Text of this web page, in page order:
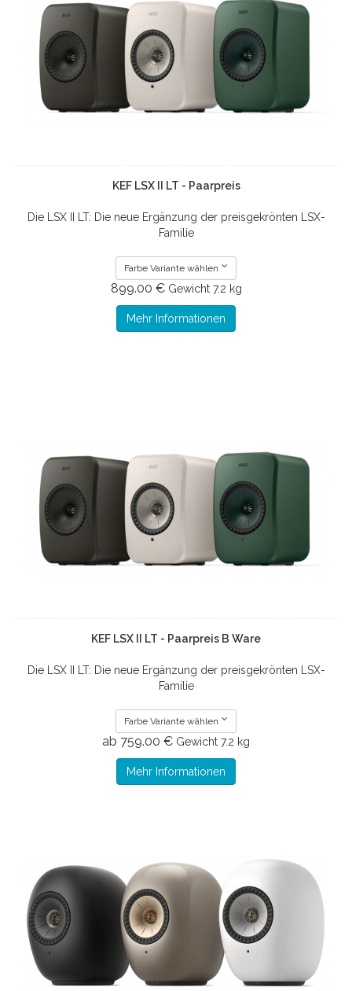
KEF LSX II LT - Paarpreis
Die LSX II LT: Die neue Ergänzung der preisgekrönten LSX-
Familie
Farbe Variante wählen
899.00 € Gewicht 7.2 kg
Mehr Informationen
KEF LSX II LT - Paarpreis B Ware
Die LSX II LT: Die neue Ergänzung der preisgekrönten LSX-
Familie
Farbe Variante wählen
ab 759.00 € Gewicht 7.2 kg
Mehr Informationen